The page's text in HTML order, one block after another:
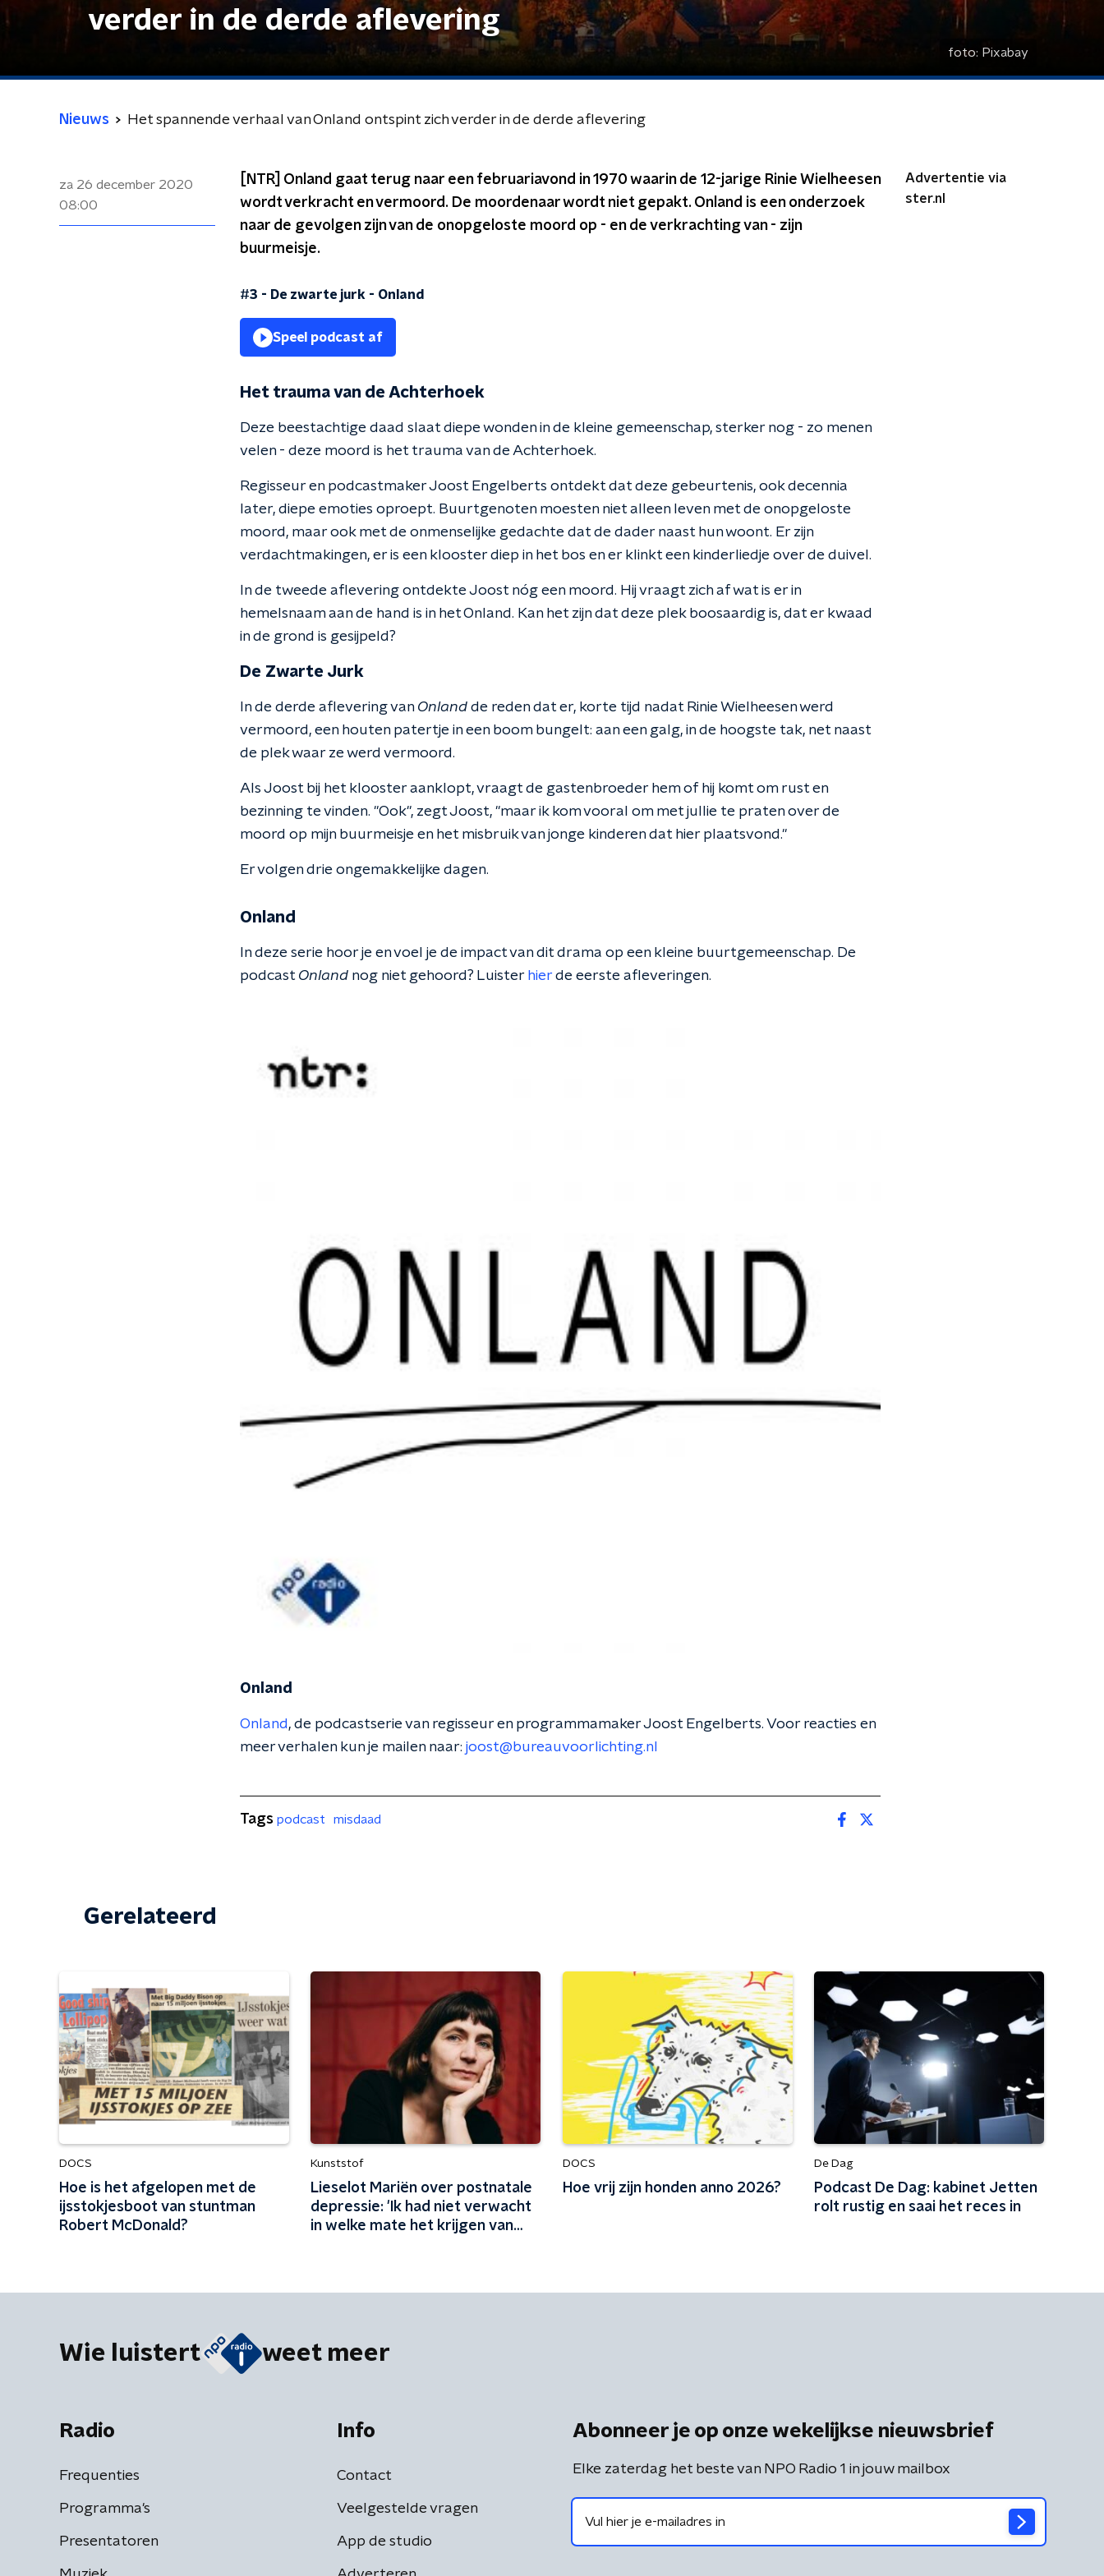
verder in de derde aflevering
foto: Pixabay
Nieuws Het spannende verhaal van Onland ontspint zich verder in de derde aflevering
za 26 december 2020
08:00
[NTR] Onland gaat terug naar een februariavond in 1970 waarin de 12-jarige Rinie Wielheesen
wordt verkracht en vermoord. De moordenaar wordt niet gepakt. Onland is een onderzoek
naar de gevolgen zijn van de onopgeloste moord op - en de verkrachting van - zijn
buurmeisje.
#3 - De zwarte jurk - Onland
Speel podcast af
H et trauma van de Achterhoek
Deze beestachtige daad slaat diepe wonden in de kleine gemeenschap, sterker nog - zo menen
velen - deze moord is het trauma van de Achterhoek.
Regisseur en podcastmaker Joost Engelberts ontdekt dat deze gebeurtenis, ook decennia
later, diepe emoties oproept. Buurtgenoten moesten niet alleen leven met de onopgeloste
moord, maar ook met de onmenselijke gedachte dat de dader naast hun woont. Er zijn
verdachtmakingen, er is een klooster diep in het bos en er klinkt een kinderliedje over de duivel.
In de tweede aflevering ontdekte Joost nóg een moord. Hij vraagt zich af wat is er in
hemelsnaam aan de hand is in het Onland. Kan het zijn dat deze plek boosaardig is, dat er kwaad
in de grond is gesijpeld?
De Zwarte Jurk
In de derde aflevering van Onland de reden dat er, korte tijd nadat Rinie Wielheesen werd
vermoord, een houten patertje in een boom bungelt: aan een galg, in de hoogste tak, net naast
de plek waar ze werd vermoord.
Als Joost bij het klooster aanklopt, vraagt de gastenbroeder hem of hij komt om rust en
bezinning te vinden. "Ook", zegt Joost, "maar ik kom vooral om met jullie te praten over de
moord op mijn buurmeisje en het misbruik van jonge kinderen dat hier plaatsvond."
Er volgen drie ongemakkelijke dagen.
Onland
In deze serie hoor je en voel je de impact van dit drama op een kleine buurtgemeenschap. De
podcast Onland nog niet gehoord? Luister hier de eerste afleveringen.
Onland
Onland , de podcastserie van regisseur en programmamaker Joost Engelberts. Voor reacties en
meer verhalen kun je mailen naar: joost@bureauvoorlichting.nl
Advertentie via
ster.nl
Tags podcast misdaad
Gerelateerd
DOCS
Hoe is het afgelopen met de
ijsstokjesboot van stuntman
Robert McDonald?
Kunststof
Lieselot Mariën over postnatale
depressie: 'Ik had niet verwacht
in welke mate het krijgen van
DOCS
Hoe vrij zijn honden anno 2026?
De Dag
Podcast De Dag: kabinet Jetten
rolt rustig en saai het reces in
Wie luistert weet meer
Radio
Frequenties
Programma's
Presentatoren
Info
Contact
Veelgestelde vragen
App de studio
Abonneer je op onze wekelijkse nieuwsbrief
Elke zaterdag het beste van NPO Radio 1 in jouw mailbox